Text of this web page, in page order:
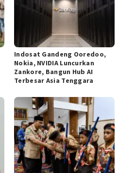
Indosat Gandeng Ooredoo,
Nokia, NVIDIA Luncurkan
Zankore, Bangun Hub AI
Terbesar Asia Tenggara